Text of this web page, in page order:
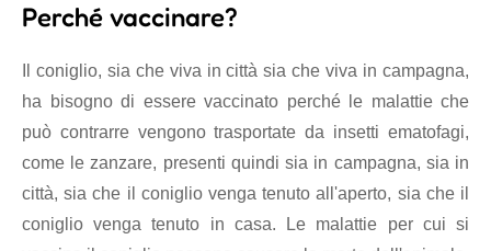
Perché vaccinare?
Il coniglio, sia che viva in città sia che viva in campagna,
ha bisogno di essere vaccinato perché le malattie che
può contrarre vengono trasportate da insetti ematofagi,
come le zanzare, presenti quindi sia in campagna, sia in
città, sia che il coniglio venga tenuto all'aperto, sia che il
coniglio venga tenuto in casa. Le malattie per cui si